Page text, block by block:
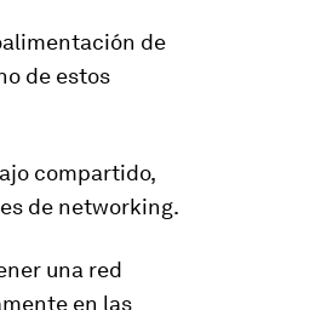
de
de estos
compartido,
de networking.
una red
en las